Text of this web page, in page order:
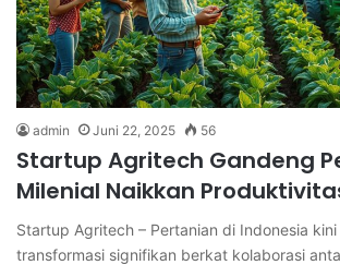
admin Juni 22, 2025 56
Startup Agritech Gandeng
Milenial Naikkan
Startup Agritech – Pertanian di Indonesia
transformasi signifikan berkat kolaborasi